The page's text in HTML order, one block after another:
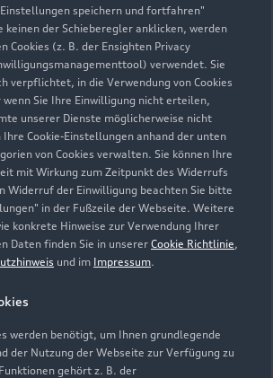
speichern und fortfahren"
keinen der Schieberegler anklicken, werden
Cookies (z. B. der Ensighten Privacy
verwendet. Sie
verpflichtet, in die Verwendung von Cookies
Sie Ihre Einwilligung nicht erteilen,
unserer Dienste möglicherweise nicht
Ihre Cookie-Einstellungen anhand der unten
von Cookies verwalten. Sie können Ihre
mit Wirkung zum Zeitpunkt des Widerrufs
Widerruf der Einwilligung beachten Sie bitte
in der Fußzeile der Webseite. Weitere
konkrete Hinweise zur Verwendung Ihrer
Daten finden Sie in unserer Cookie Richtlinie,
und im Impressum.
werden benötigt, um Ihnen grundlegende
der Nutzung der Webseite zur Verfügung zu
gehört z. B. der
zentrum-hildesheim.de
herunterladen